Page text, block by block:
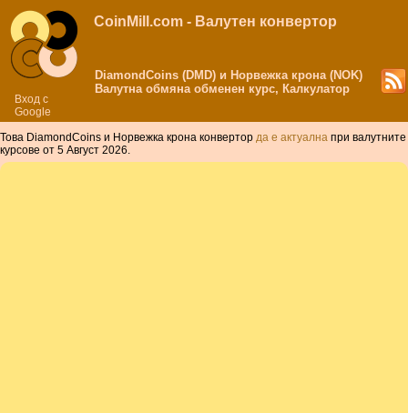
Вход с
Google
CoinMill.com - Валутен конвертор
DiamondCoins (DMD) и Норвежка крона (NOK)
Валутна обмяна обменен курс, Калкулатор
Това DiamondCoins и Норвежка крона конвертор да е актуална при валутните
курсове от 5 Август 2026.